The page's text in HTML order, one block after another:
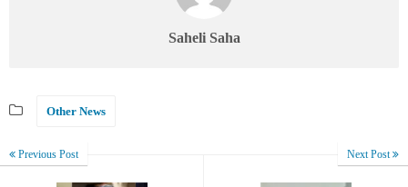
Saheli Saha
Other News
Previous Post Next Post